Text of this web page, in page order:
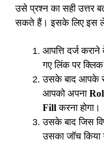
उसे प्रश्न का सही उत्तर
सकते हैं। इसके लिए इस
आपत्ति दर्ज
गए लिंक पर क्लिक
उसके बाद आपके
आपको अपना
Fill करना होगा।
उसके बाद जिस
उसका जॉच